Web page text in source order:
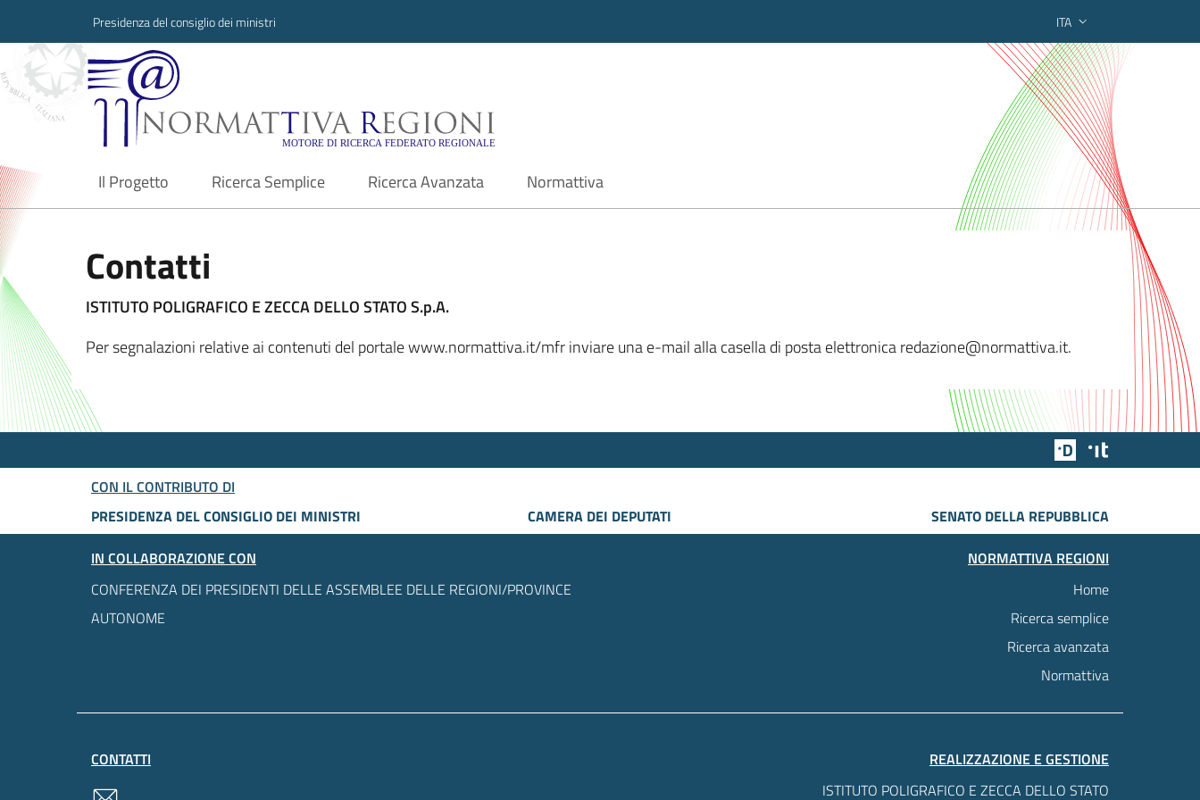
Presidenza del consiglio dei ministri ITA
Normattiva Regioni - Motore di ricerca federato regionale
Il Progetto
current Ricerca Semplice Ricerca Avanzata Normattiva
Contatti
ISTITUTO POLIGRAFICO E ZECCA DELLO STATO S.p.A.
Per segnalazioni relative ai contenuti del portale www.normattiva.it/mfr inviare una e-mail alla casella di posta elettronica redazione@normattiva.it.
Team Digitale
CON IL CONTRIBUTO DI
PRESIDENZA DEL CONSIGLIO DEI MINISTRI
CAMERA DEI DEPUTATI
SENATO DELLA REPUBBLICA
IN COLLABORAZIONE CON
CONFERENZA DEI PRESIDENTI DELLE ASSEMBLEE DELLE REGIONI/PROVINCE
AUTONOME
NORMATTIVA REGIONI
Home
Ricerca semplice
Ricerca avanzata
Normattiva
CONTATTI
REALIZZAZIONE E GESTIONE
ISTITUTO POLIGRAFICO E ZECCA DELLO STATO